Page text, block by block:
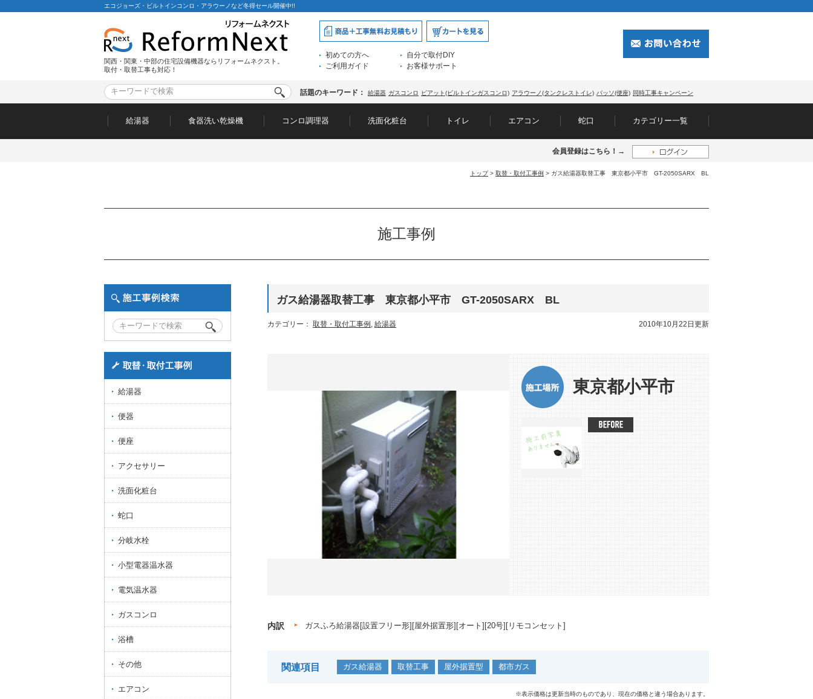
エコジョーズ・ビルトインコンロ・アラウーノなど冬得セール開催中!!
関西・関東・中部の住宅設備機器ならリフォームネクスト。
取付・取替工事も対応！
初めての方へ
自分で取付DIY
ご利用ガイド
お客様サポート
話題のキーワード： 給湯器 ガスコンロ ピアット(ビルトインガスコンロ) アラウーノ(タンクレストイレ) パッソ(便座) 同時工事キャンペーン
給湯器 食器洗い乾燥機 コンロ調理器 洗面化粧台 トイレ エアコン 蛇口 カテゴリー一覧
会員登録はこちら！→
トップ> 取替・取付工事例 > ガス給湯器取替工事 東京都小平市 GT-2050SARX BL
施工事例
ガス給湯器取替工事 東京都小平市 GT-2050SARX BL
カテゴリー： 取替・取付工事例 , 給湯器 2010年10月22日更新
東京都小平市
内訳 ガスふろ給湯器[設置フリー形][屋外据置形][オート][20号][リモコンセット]
関連項目 ガス給湯器 取替工事 屋外据置型 都市ガス
※表示価格は更新当時のものであり、現在の価格と違う場合あります。
給湯器
便器
便座
アクセサリー
洗面化粧台
蛇口
分岐水栓
小型電器温水器
電気温水器
ガスコンロ
浴槽
その他
エアコン